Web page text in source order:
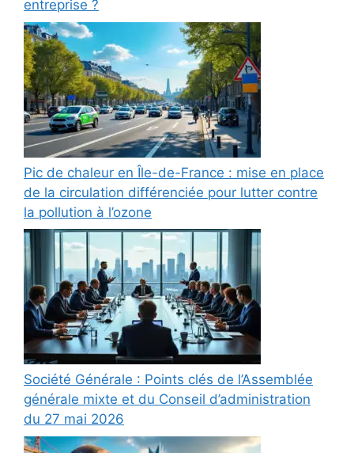
entreprise ?
Pic de chaleur en Île-de-France : mise en place
de la circulation différenciée pour lutter contre
la pollution à l’ozone
Société Générale : Points clés de l’Assemblée
générale mixte et du Conseil d’administration
du 27 mai 2026